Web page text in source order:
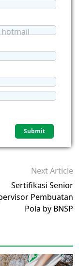
hotmail
Next Article
Sertifikasi Senior
Pembuatan
Pola by BNSP